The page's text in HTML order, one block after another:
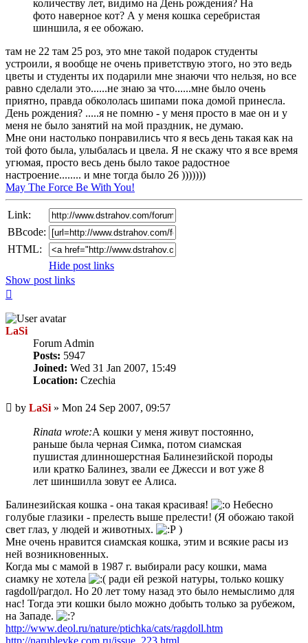
количеству лет, видимо на День рождения? На
фото наверное кот? А у меня кошка серебристая
шиншила, я ее обожаю.
там не 22 там 25 роз, это мне такой подарок студенты
устроили, я вообще не очень приветствую этого, но это ведь
цветы и студенты их подарили мне знаючи что нельзя, но все
равно сделали это......не знаю за что......мне было очень
приятно, правда обкололась шипами пока домой принесла.
День рождения? .....я не помню - у меня просто в мае он и у
меня не было занятий на мой праздник, не думаю.
Мне они настолько понравились что я весь день такая как на
той фото была, улыбалась и цвела. Я не скажу что я все время
угюмая, просто весь день было такое радостное
настроение........ и мне тогда было 26 )))))))
May The Force Be With You!
Link:
BBcode:
HTML:
Hide post links
Show post links
LaSi
Forum Admin
Posts: 5947
Joined: Wed 31 Jan 2007, 15:49
Location: Czechia
Unread
post
by LaSi » Mon 24 Sep 2007, 09:57
Rinata wrote:А кошки у меня живут постоянно,
раньше была черная Симка, потом сиамская
пушистая длинношерстная Балинезийской породы
или кратко Балинез, звали ее Джесси и вот уже 8
лет шиншилла зовут ее Алиса.
Балинезийская кошка - она такая красивая!
Небесно
голубые глазики - прелесть выше прелести! (Я обожаю такой
свет глаз, у людей и животных.
)
Мне очень нравится сиамская кошка, этим и всякие расы из
ней возникновенных.
Когда мы с мамой в 1987 г. выбирали расу кошки, мама
сиамку не хотела
ради ей резкой натуры, только кошку
ragdoll/рагдол. Но 20 лет тому назад это было немыслимо для
нас! Тогда эти кошки было можно добыть только за рубежом,
на Западе.
http://www.deol.ru/nature/ptichka/cats/ragdoll.htm
http://narublevke.com.ru/issue_223.html